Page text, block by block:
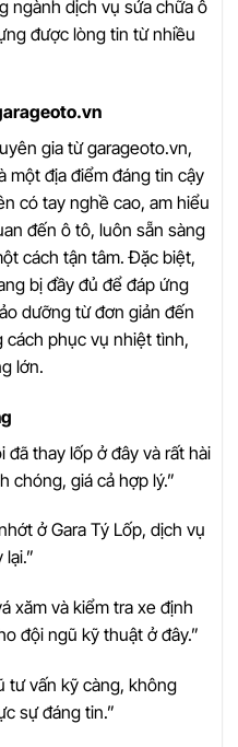
ngành dịch vụ sửa chữa ô
được lòng tin từ nhiều
gia từ garageoto.vn,
một địa điểm đáng tin cậy
có tay nghề cao, am hiểu
đến ô tô, luôn sẵn sàng
cách tận tâm. Đặc biệt,
bị đầy đủ để đáp ứng
dưỡng từ đơn giản đến
phục vụ nhiệt tình,
lớn.
đã thay lốp ở đây và rất hài
chóng, giá cả hợp lý.”
ở Gara Tý Lốp, dịch vụ
xăm và kiểm tra xe định
đội ngũ kỹ thuật ở đây.”
tư vấn kỹ càng, không
sự đáng tin.”